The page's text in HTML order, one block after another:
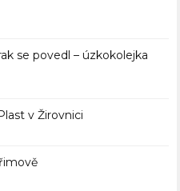
se povedl – úzkokolejka
v Žirovnici